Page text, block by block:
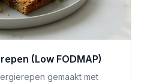
(Low FODMAP)
gemaakt met